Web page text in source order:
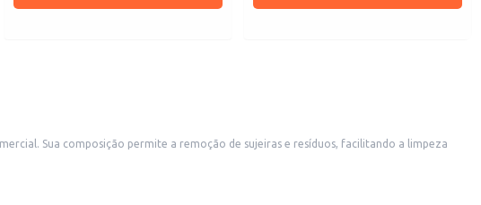
Sua composição permite a remoção de sujeiras e resíduos, facilitando a limpeza